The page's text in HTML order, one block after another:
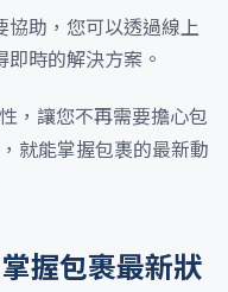
協助，您可以透過線上
時的解決方案。
，讓您不再需要擔心包
就能掌握包裹的最新動
握包裹最新狀